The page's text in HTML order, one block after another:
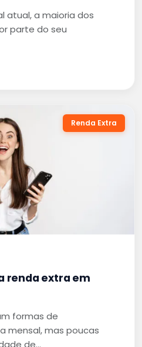
atual, a maioria dos
parte do seu
Renda Extra
renda extra em
formas de
mensal, mas poucas
de…